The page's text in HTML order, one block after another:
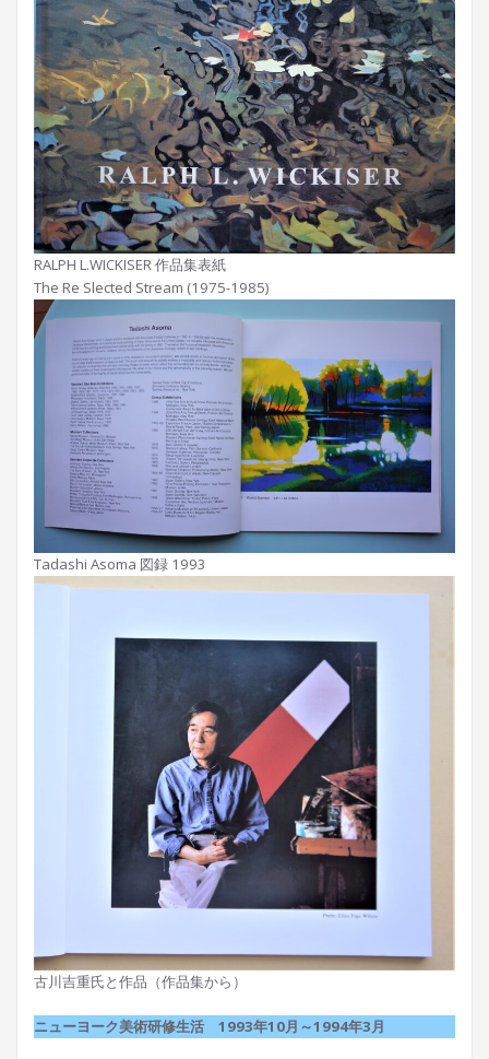
RALPH L.WICKISER 作品集表紙
The Re Slected Stream (1975-1985)
Tadashi Asoma 図録 1993
古川吉重氏と作品（作品集から）
ニューヨーク美術研修生活 1993年10月～1994年3月